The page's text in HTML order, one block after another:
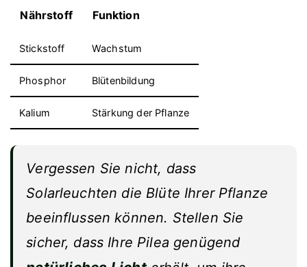
Nährstoff Funktion
Stickstoff Wachstum
Phosphor Blütenbildung
Kalium Stärkung der Pflanze
Vergessen Sie nicht, dass
Solarleuchten die Blüte Ihrer Pflanze
beeinflussen können. Stellen Sie
sicher, dass Ihre Pilea genügend